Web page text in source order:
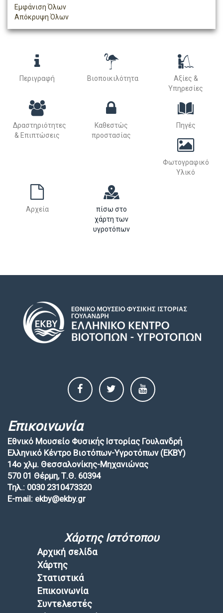
Εμφάνιση Όλων
Απόκρυψη Όλων
Περιγραφή Βιοποικιλότητα
Αξίες &
Υπηρεσίες
Δραστηριότητες
& Επιπτώσεις
Καθεστώς
προστασίας
Πηγές
Φωτογραφικό
Υλικό
Αρχεία
πίσω στο
χάρτη των
υγροτόπων
Επικοινωνία
Εθνικό Μουσείο Φυσικής Ιστορίας Γουλανδρή
Ελληνικό Κέντρο Βιοτόπων-Υγροτόπων (EKBY)
14ο χλμ. Θεσσαλονίκης-Μηχανιώνας
570 01 Θέρμη, Τ.Θ. 60394
Τηλ.: 0030 2310473320
E-mail: ekby@ekby.gr
Χάρτης Ιστότοπου
Αρχική σελίδα
Χάρτης
Στατιστικά
Επικοινωνία
Συντελεστές